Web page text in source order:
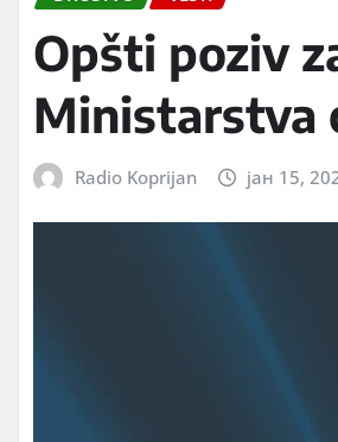
Opšti poziv
Ministarstva
Radio Koprijan јан 15,